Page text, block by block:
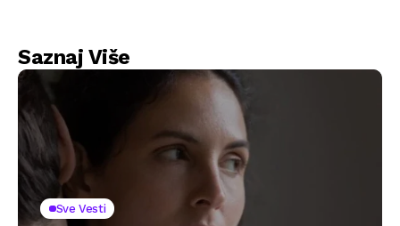
Saznaj Više
Sve Vesti